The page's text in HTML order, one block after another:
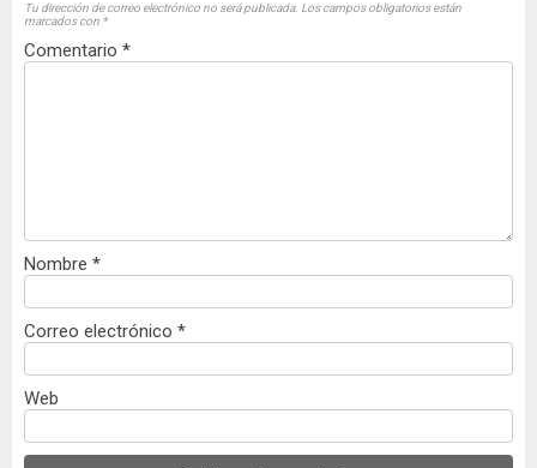
Tu dirección de correo electrónico no será publicada. Los campos obligatorios están
marcados con *
Comentario *
Nombre *
Correo electrónico *
Web